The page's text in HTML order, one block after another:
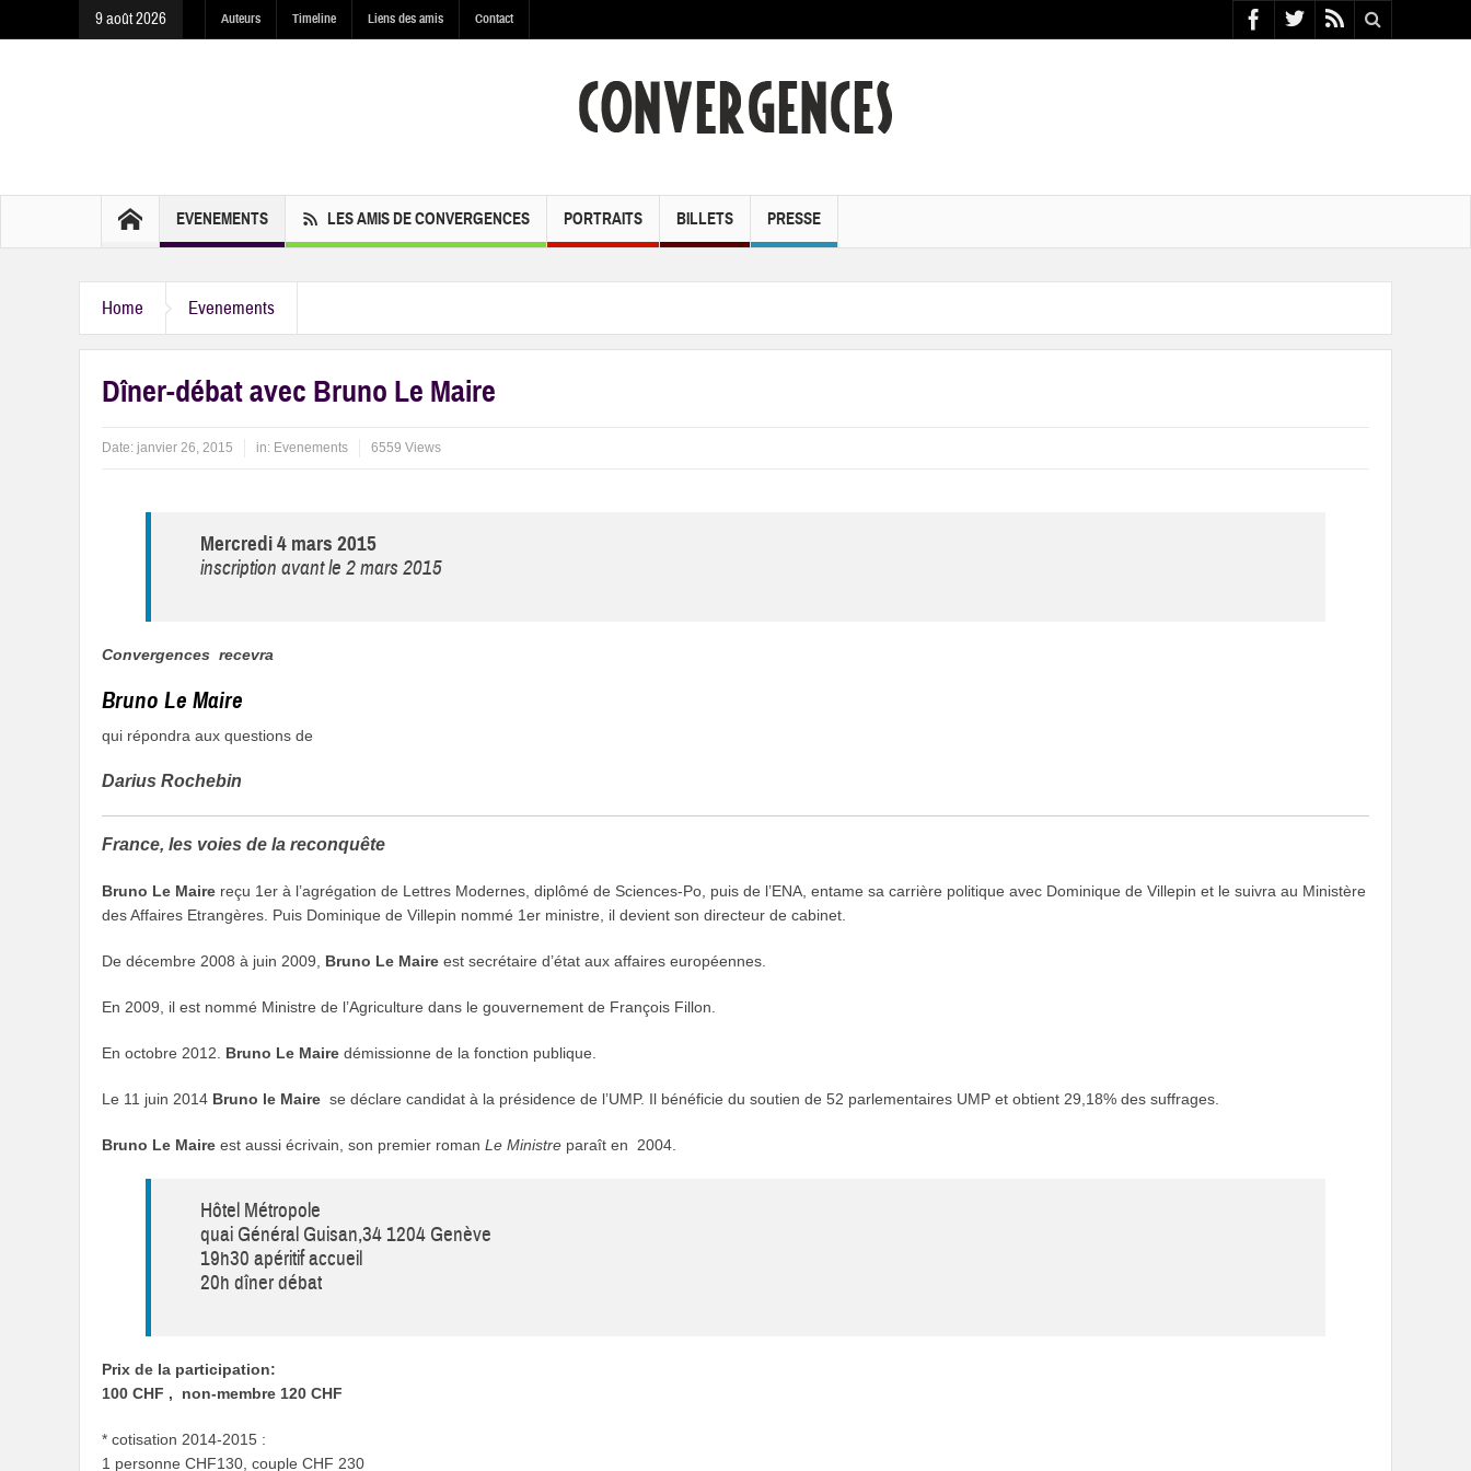
9 août 2026 Auteurs Timeline Liens des amis Contact
EVENEMENTS LES AMIS DE CONVERGENCES PORTRAITS BILLETS PRESSE
Home Evenements
Dîner-débat avec Bruno Le Maire
Date: janvier 26, 2015 in: Evenements 6559 Views
Mercredi 4 mars 2015
inscription avant le 2 mars 2015
Convergences recevra
Bruno Le Maire
qui répondra aux questions de
Darius Rochebin
France, les voies de la reconquête
Bruno Le Maire reçu 1er à l’agrégation de Lettres Modernes, diplômé de Sciences-Po, puis de l’ENA, entame sa carrière politique avec Dominique de Villepin et le suivra au Ministère
des Affaires Etrangères. Puis Dominique de Villepin nommé 1er ministre, il devient son directeur de cabinet.
De décembre 2008 à juin 2009, Bruno Le Maire est secrétaire d’état aux affaires européennes.
En 2009, il est nommé Ministre de l’Agriculture dans le gouvernement de François Fillon.
En octobre 2012. Bruno Le Maire démissionne de la fonction publique.
Le 11 juin 2014 Bruno le Maire se déclare candidat à la présidence de l’UMP. Il bénéficie du soutien de 52 parlementaires UMP et obtient 29,18% des suffrages.
Bruno Le Maire est aussi écrivain, son premier roman Le Ministre paraît en 2004.
Hôtel Métropole
quai Général Guisan,34 1204 Genève
19h30 apéritif accueil
20h dîner débat
Prix de la participation:
100 CHF , non-membre 120 CHF
* cotisation 2014-2015 :
1 personne CHF130, couple CHF 230